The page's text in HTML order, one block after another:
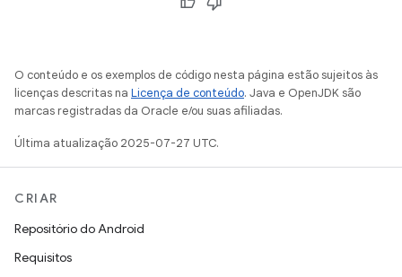
O conteúdo e os exemplos de código nesta página estão sujeitos às
licenças descritas na Licença de conteúdo. Java e OpenJDK são
marcas registradas da Oracle e/ou suas afiliadas.
Última atualização 2025-07-27 UTC.
CRIAR
Repositório do Android
Requisitos